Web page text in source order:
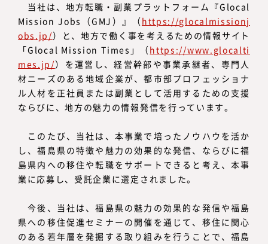
当社は、地方転職・副業プラットフォーム『Glocal
Mission Jobs（GMJ）』（https://glocalmissionj
obs.jp/）と、地方で働く事を考えるための情報サイト
「Glocal Mission Times」（https://www.glocalti
mes.jp/）を運営し、経営幹部や事業承継者、専門人
材ニーズのある地域企業が、都市部プロフェッショナ
ル人材を正社員または副業として活用するための支援
ならびに、地方の魅力の情報発信を行っています。
このたび、当社は、本事業で培ったノウハウを活か
し、福島県の特徴や魅力の効果的な発信、ならびに福
島県内への移住や転職をサポートできると考え、本事
業に応募し、受託企業に選定されました。
今後、当社は、福島県の魅力の効果的な発信や福島
県への移住促進セミナーの開催を通じて、移住に関心
のある若年層を発掘する取り組みを行うことで、福島